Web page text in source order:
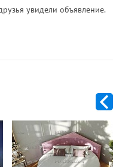
увидели объявление.